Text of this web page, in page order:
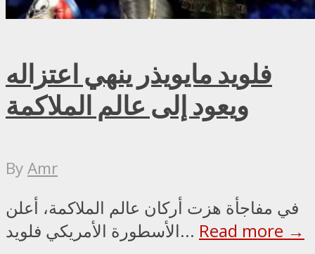
فلويد مايويذر ينهي اعتزاله
ويعود إلى عالم الملاكمة
ByAmr
في مفاجأة هزت أركان عالم الملاكمة، أعلن
الأسطورة الأمريكي فلويد... Read more →